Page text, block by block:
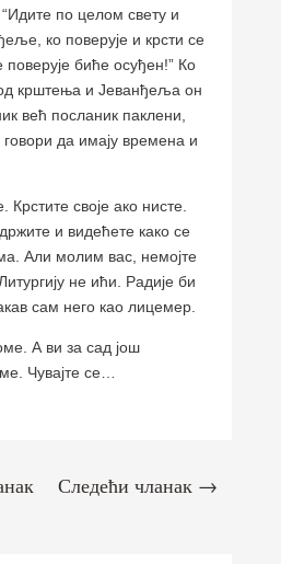
по целом свету и
ко поверује и крсти се
биће осуђен!” Ко
крштења и Јеванђеља он
већ посланик паклени,
да имају времена и
Крстите своје ако нисте.
и видећете како се
Али молим вас, немојте
не ићи. Радије би
сам него као лицемер.
А ви за сад још
Чувајте се…
Следећи чланак→